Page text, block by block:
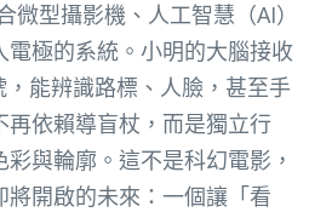
型攝影機、人工智慧（AI）
電極的系統。小明的大腦接收
能辨識路標、人臉，甚至手
再依賴導盲杖，而是獨立行
與輪廓。這不是科幻電影，
將開啟的未來：一個讓「看